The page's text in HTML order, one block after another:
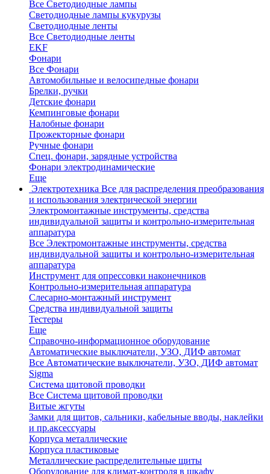
Все Светодиодные лампы
Светодиодные лампы кукурузы
Светодиодные ленты
Все Светодиодные ленты
EKF
Фонари
Все Фонари
Автомобильные и велосипедные фонари
Брелки, ручки
Детские фонари
Кемпинговые фонари
Налобные фонари
Прожекторные фонари
Ручные фонари
Спец. фонари, зарядные устройства
Фонари электродинамические
Еще
Электротехника Все для распределения преобразования
и использования электрической энергии
Электромонтажные инструменты, средства
индивидуальной защиты и контрольно-измерительная
аппаратура
Все Электромонтажные инструменты, средства
индивидуальной защиты и контрольно-измерительная
аппаратура
Инструмент для опрессовки наконечников
Контрольно-измерительная аппаратура
Слесарно-монтажный инструмент
Средства индивидуальной защиты
Тестеры
Еще
Справочно-информационное оборудование
Автоматические выключатели, УЗО, ДИФ автомат
Все Автоматические выключатели, УЗО, ДИФ автомат
Sigma
Система щитовой проводки
Все Система щитовой проводки
Витые жгуты
Замки для щитов, сальники, кабельные вводы, наклейки
и пр.аксессуары
Корпуса металлические
Корпуса пластиковые
Металлические распределительные щиты
Оборудование для климат-контроля в шкафу